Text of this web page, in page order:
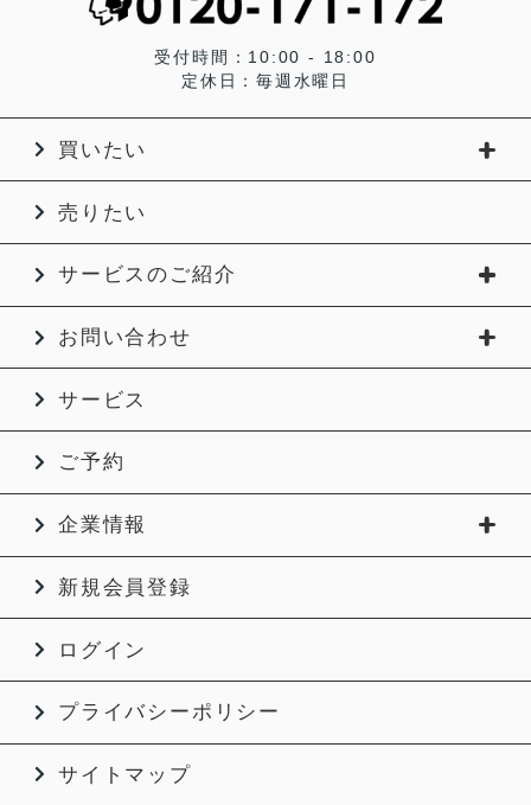
受付時間：10:00 - 18:00
定休日：毎週水曜日
買いたい
売りたい
サービスのご紹介
お問い合わせ
サービス
ご予約
企業情報
新規会員登録
ログイン
プライバシーポリシー
サイトマップ